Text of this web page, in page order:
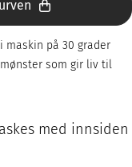
maskin på 30 grader
som gir liv til
med innsiden